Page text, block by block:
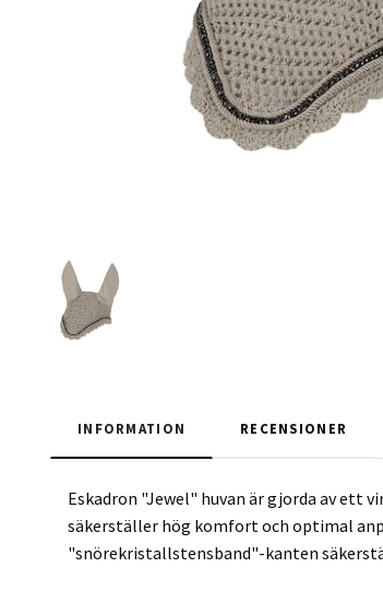
INFORMATION RECENSIONER
Eskadron "Jewel" huvan är gjorda av
säkerställer hög komfort och optimal
"snörekristallstensband"-kanten